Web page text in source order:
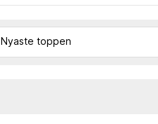
Nyaste toppen